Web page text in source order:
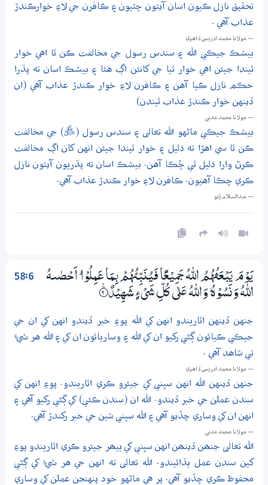
تحقيق نازل ڪيون اسان آيتون چٽيون ۽ ڪافرن جي لاءِ خوارڪندڙ
عذاب آهي .
— مولانا محمد ادريس ڏاھري
بيشڪ جيڪي الله ۽ سندس رسول جي مخالفت ڪن ٿا اهي خوار
ٿيندا جيئن اهي خوار ٿيا جي کانئن اڳ هئا ۽ بيشڪ اسان ته پڌرا
حڪم نازل ڪيا آهن ۽ ڪافرن لاءِ خوار ڪندڙ عذاب آهي (ان
ڏينهن خوار ڪندڙ عذاب ٿيندن)
— مولانا محمد مدني
بيشڪ جيڪي ماڻهو الله تعالى ۽ سندس رسول (ﷺ) جي مخالفت
ڪن ٿا سي اهڙا ته ذليل ۽ خوار ٿيندا جيئن انهن کان اڳ مخالفت
ڪرڻ وارا ذليل ٿي چُڪا آهن. بيشڪ اسان ته پڌريون آيتون نازل
ڪري چڪا آهيون. ڪافرن لاءِ خوار ڪندڙ عذاب آهي.
— عبدالسلام ڀُٽو
58:6
يَوْمَ يَبْعَثُهُمُ اللّٰهُ جَمِيْعًا فَيُنَبِّئُهُمْ بِـمَا عَـمِلُوْا ۭ اَحْصٰىهُ
اللّٰهُ وَنَسُوْهُ ۭ وَاللّٰهُ عَلٰي كُلِّ شَيْءٍ شَهِيْدٌ 6‏۝ۧ
جنهن ڏينهن اٿاريندو انهن کي الله پوءِ خبر ڏيندو انهن کي ان جي
جيڪي ڪيائون ڳڻي رکيو ان کي الله ۽ وساريائون ان کي ۽ الله هر شيءِ
تي شاهد آهي .
— مولانا محمد ادريس ڏاھري
جنهن ڏينهن الله انهن سڀني کي جيئرو ڪري اٿاريندو. پوءِ انهن کي
سندن عملن جي خبر ڏيندو. الله ان (سندن ڪئي) کي ڳڻي رکيو آهي ۽
انهن ان کي وساري ڇڏيو آهي ۽ الله سڀني شين جي خبر رکندڙ آهي.
— مولانا محمد مدني
الله تعالى جنھن ڏينھن انهن سڀني کي ٻيھر جيئرو ڪري اٿاريندو پوءِ
کين سندن عمل ٻڌائيندو. الله تعالى ته انهن جي هر شيءِ کي ڳڻي
محفوظ ڪري ڇڏيو آهي. پر هي ماڻهو خود پنهنجن عملن کي وساري